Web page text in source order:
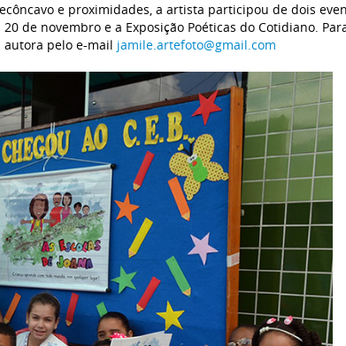
e proximidades, a artista participou de dois
de novembro e a Exposição Poéticas do Cotidiano.
pelo e-mail jamile.artefoto@gmail.com